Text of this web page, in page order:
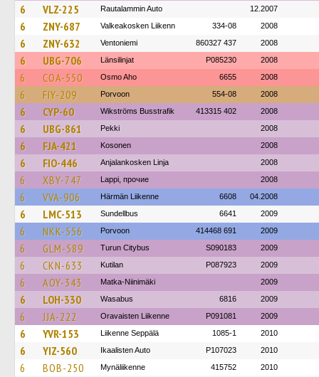
6 VLZ-225 Rautalammin Auto 12.2007
6 ZNY-687 Valkeakosken Liikenn 334-08 2008
6 ZNY-632 Ventoniemi 860327 437 2008
6 UBG-706 Länsilinjat P085230 2008
6 COA-550 Osmo Aho 6655 2008
6 FIY-209 Porvoon 554-08 2008
6 CYP-60 Wikströms Busstrafik 413315 402 2008
6 UBG-861 Pekki 2008
6 FJA-421 Kosonen 2008
6 FIO-446 Anjalankosken Linja 2008
6 XBY-747 Lappi, прочие 2008
6 VVA-906 Härmän Liikenne 6608 04.2008
6 LMC-513 Sundellbus 6641 2009
6 NKK-556 Porvoon 414468 691 2009
6 GLM-589 Turun Citybus S090183 2009
6 CKN-633 Kutilan P087923 2009
6 AOY-343 Matka-Niinimäki 2009
6 LOH-330 Wasabus 6816 2009
6 JJA-222 Oravaisten Liikenne P091081 2009
6 YVR-153 Liikenne Seppälä 1085-1 2010
6 YIZ-560 Ikaalisten Auto P107023 2010
6 BOB-250 Mynäliikenne 415752 2010